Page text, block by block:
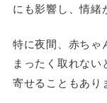
にも影響し、情緒
特に夜間、赤ちゃ
まったく取れない
寄せることもあり